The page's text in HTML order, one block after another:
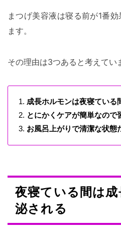
まつげ美容液は寝る前が1番
ます。
その理由は3つあると考えてい
成長ホルモンは夜寝ている
とにかくケアが簡単なので
お風呂上がりで清潔な状態
夜寝ている間は
泌される